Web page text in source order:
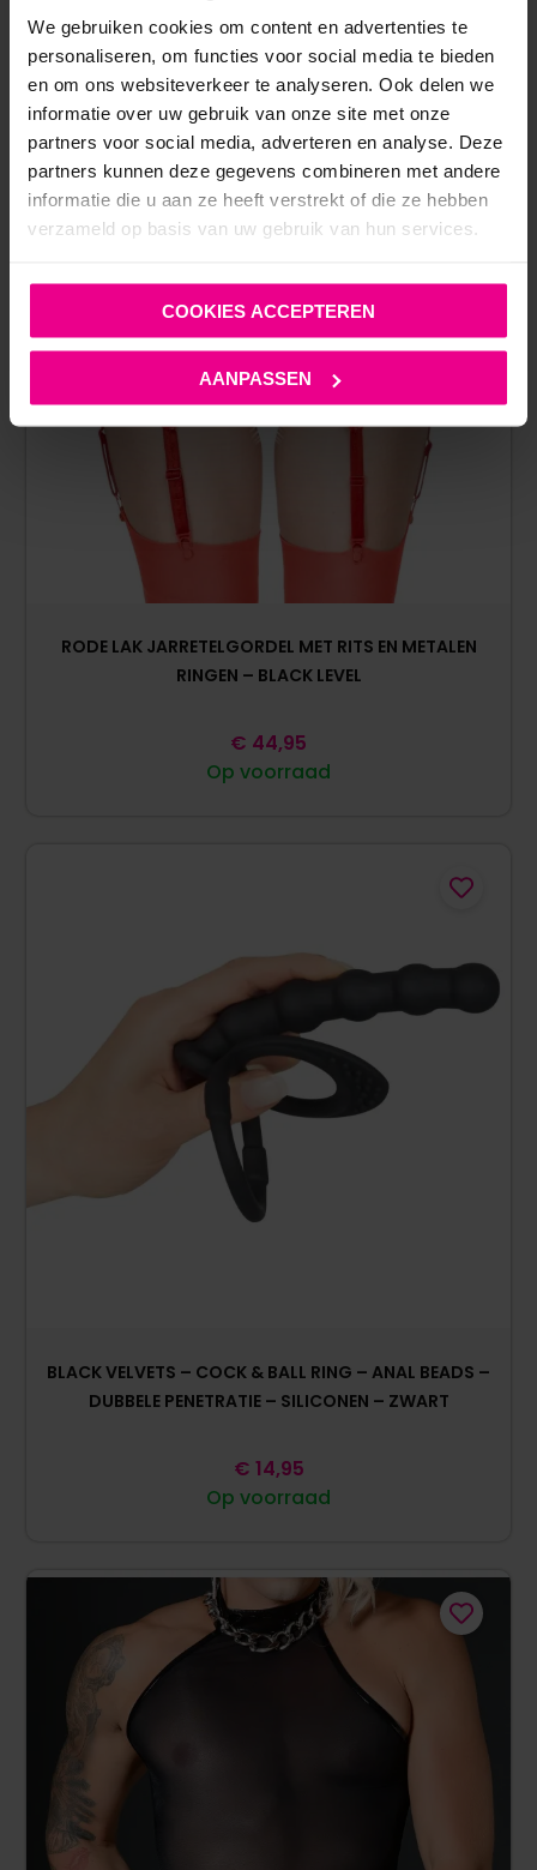
We gebruiken cookies om content en advertenties te
personaliseren, om functies voor social media te bieden
en om ons websiteverkeer te analyseren. Ook delen we
informatie over uw gebruik van onze site met onze
partners voor social media, adverteren en analyse. Deze
partners kunnen deze gegevens combineren met andere
informatie die u aan ze heeft verstrekt of die ze hebben
verzameld op basis van uw gebruik van hun services.
COOKIES ACCEPTEREN
AANPASSEN
ANDERE MENSEN BEKEKEN OOK:
RODE LAK JARRETELGORDEL MET RITS EN METALEN
RINGEN – BLACK LEVEL
Op voorraad
€ 44,95
BLACK VELVETS – COCK & BALL RING – ANAL BEADS –
DUBBELE PENETRATIE – SILICONEN – ZWART
Op voorraad
€ 14,95